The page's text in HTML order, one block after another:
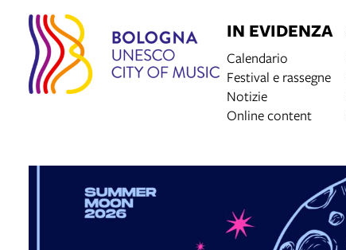
IN EVIDENZA
Calendario
Festival e rassegne
Notizie
Online content